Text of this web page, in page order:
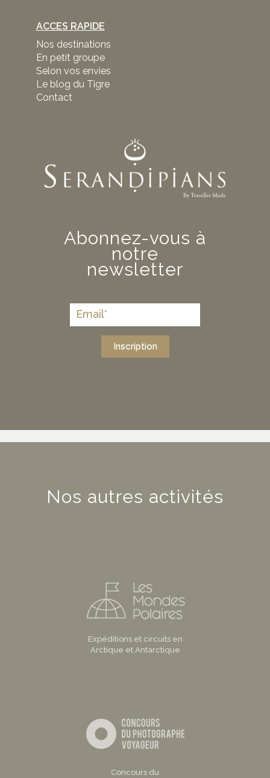
ACCES RAPIDE
Nos destinations
En petit groupe
Selon vos envies
Le blog du Tigre
Contact
Abonnez-vous à
notre
newsletter
Inscription
Nos autres activités
Expéditions et circuits en
Arctique et Antarctique
Concours du